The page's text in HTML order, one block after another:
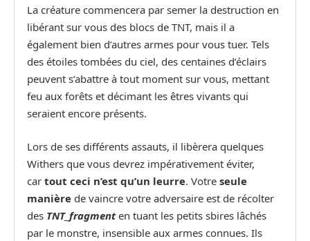
La créature commencera par semer la destruction en
libérant sur vous des blocs de TNT, mais il a
également bien d’autres armes pour vous tuer. Tels
des étoiles tombées du ciel, des centaines d’éclairs
peuvent s’abattre à tout moment sur vous, mettant
feu aux forêts et décimant les êtres vivants qui
seraient encore présents.
Lors de ses différents assauts, il libèrera quelques
Withers que vous devrez impérativement éviter,
car tout ceci n’est qu’un leurre. Votre seule
manière de vaincre votre adversaire est de récolter
des TNT_fragment en tuant les petits sbires lâchés
par le monstre, insensible aux armes connues. Ils